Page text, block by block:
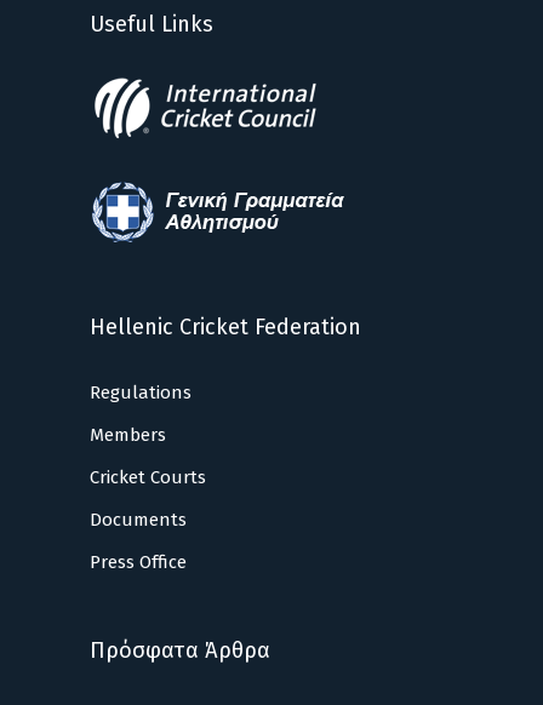
Useful Links
Hellenic Cricket Federation
Regulations
Members
Cricket Courts
Documents
Press Office
Πρόσφατα Άρθρα